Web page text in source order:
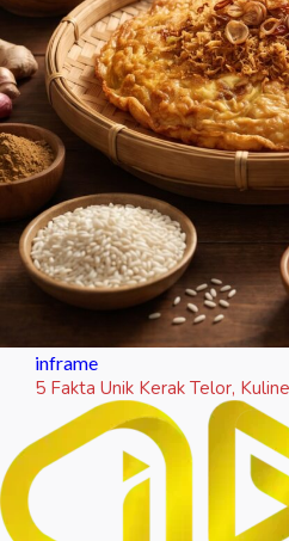
inframe
5 Fakta Unik Kerak Telor,